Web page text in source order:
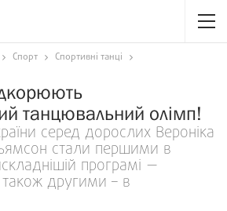
Спорт Спортивні танці
танцювальний олімп!
серед дорослих Вероніка
стали першими в
програмі —
також другими – в